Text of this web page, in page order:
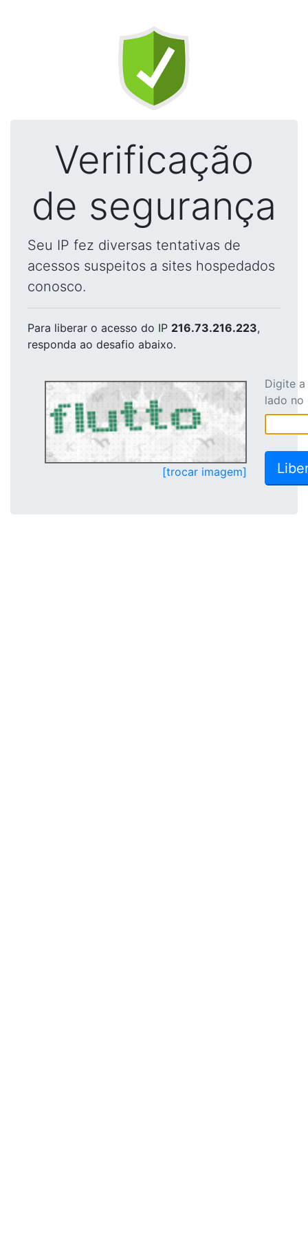
Verificação
de segurança
Seu IP fez diversas tentativas de
acessos suspeitos a sites hospedados
conosco.
Para liberar o acesso do IP 216.73.216.223,
responda ao desafio abaixo.
[trocar imagem]
Digite
lado no